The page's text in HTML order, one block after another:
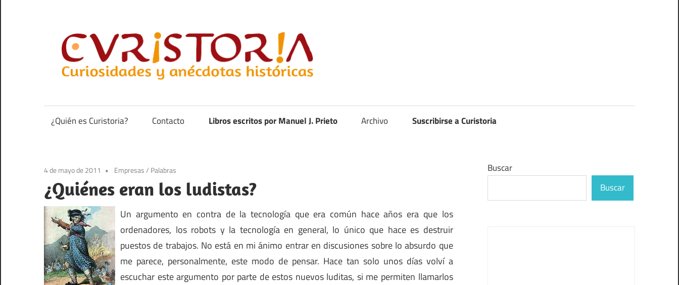
contenido
anécdotas
de
¿Quién es Curistoria? Contacto Libros escritos por Manuel J. Prieto Archivo Suscribirse a Curistoria
4 de mayo de 2011 Empresas/ Palabras
¿Quiénes eran los ludistas?
Un argumento en contra de la tecnología que era común hace años era que los
ordenadores, los robots y la tecnología en general, lo único que hace es destruir
puestos de trabajos. No está en mi ánimo entrar en discusiones sobre lo absurdo que
me parece, personalmente, este modo de pensar. Hace tan solo unos días volví a
escuchar este argumento por parte de estos nuevos luditas, si me permiten llamarlos
Buscar
Buscar